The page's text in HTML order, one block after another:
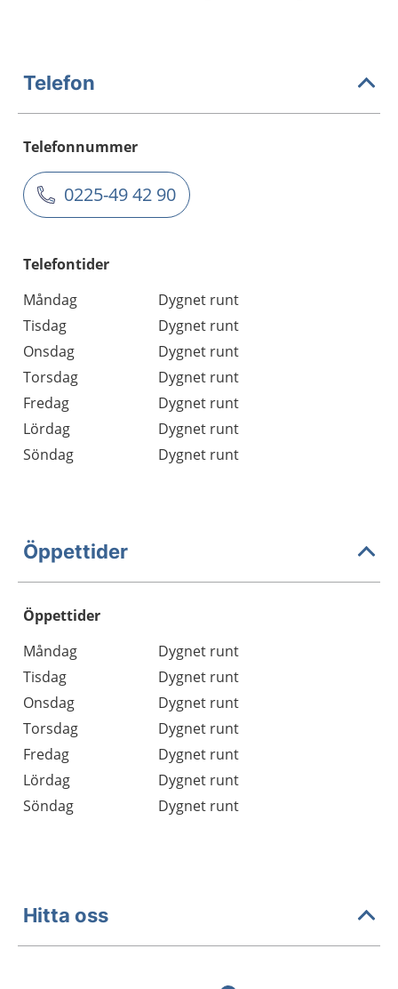
Telefon
Telefonnummer
0225-49 42 90
Telefontider
Måndag
Dygnet runt
Tisdag
Dygnet runt
Onsdag
Dygnet runt
Torsdag
Dygnet runt
Fredag
Dygnet runt
Lördag
Dygnet runt
Söndag
Dygnet runt
Öppettider
Öppettider
Dag
Öppettider
Kommentarer
Måndag
Dygnet runt
Tisdag
Dygnet runt
Onsdag
Dygnet runt
Torsdag
Dygnet runt
Fredag
Dygnet runt
Lördag
Dygnet runt
Söndag
Dygnet runt
Hitta oss